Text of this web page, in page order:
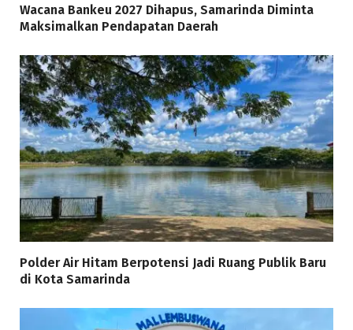
Wacana Bankeu 2027 Dihapus, Samarinda Diminta
Maksimalkan Pendapatan Daerah
Polder Air Hitam Berpotensi Jadi Ruang Publik Baru
di Kota Samarinda